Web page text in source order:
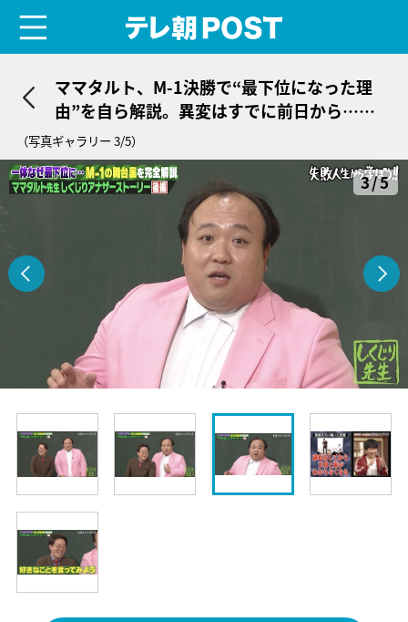
ママタルト、M-1決勝で“最下位になった理
由”を自ら解説。異変はすでに前日から…
「様子がおかしかった」
（写真ギャラリー 3/5）
3/5